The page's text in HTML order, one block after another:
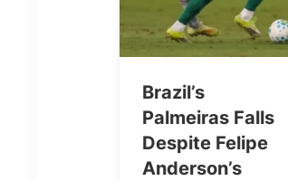
Brazil’s
Palmeiras Falls
Despite Felipe
Anderson’s